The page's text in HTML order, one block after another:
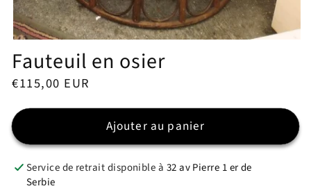
le
média
dans
fenêtre
modale
Fauteuil en osier
Prix
€115,00 EUR
Ajouter au panier
Service de retrait disponible à 32 av Pierre 1 er de
Serbie